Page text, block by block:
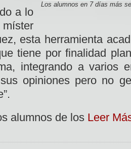
Los alumnos en 7 días más
a lo
esta herramienta
tiene por finalidad
integrando a varios
opiniones pero no
alumnos de los Leer